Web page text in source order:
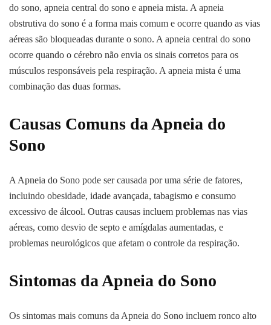
do sono, apneia central do sono e apneia mista. A apneia
obstrutiva do sono é a forma mais comum e ocorre quando as vias
aéreas são bloqueadas durante o sono. A apneia central do sono
ocorre quando o cérebro não envia os sinais corretos para os
músculos responsáveis pela respiração. A apneia mista é uma
combinação das duas formas.
Causas Comuns da Apneia do
Sono
A Apneia do Sono pode ser causada por uma série de fatores,
incluindo obesidade, idade avançada, tabagismo e consumo
excessivo de álcool. Outras causas incluem problemas nas vias
aéreas, como desvio de septo e amígdalas aumentadas, e
problemas neurológicos que afetam o controle da respiração.
Sintomas da Apneia do Sono
Os sintomas mais comuns da Apneia do Sono incluem ronco alto